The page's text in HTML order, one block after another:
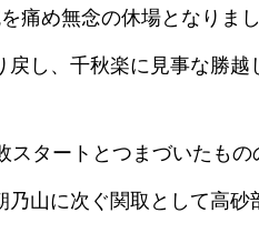
痛め無念の休場となりま
し、千秋楽に見事な勝越
タートとつまづいたも
乃山に次ぐ関取として高